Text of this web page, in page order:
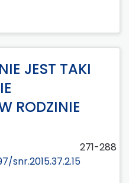
JEST TAKI
RODZINIE
271-288
snr.2015.37.2.15